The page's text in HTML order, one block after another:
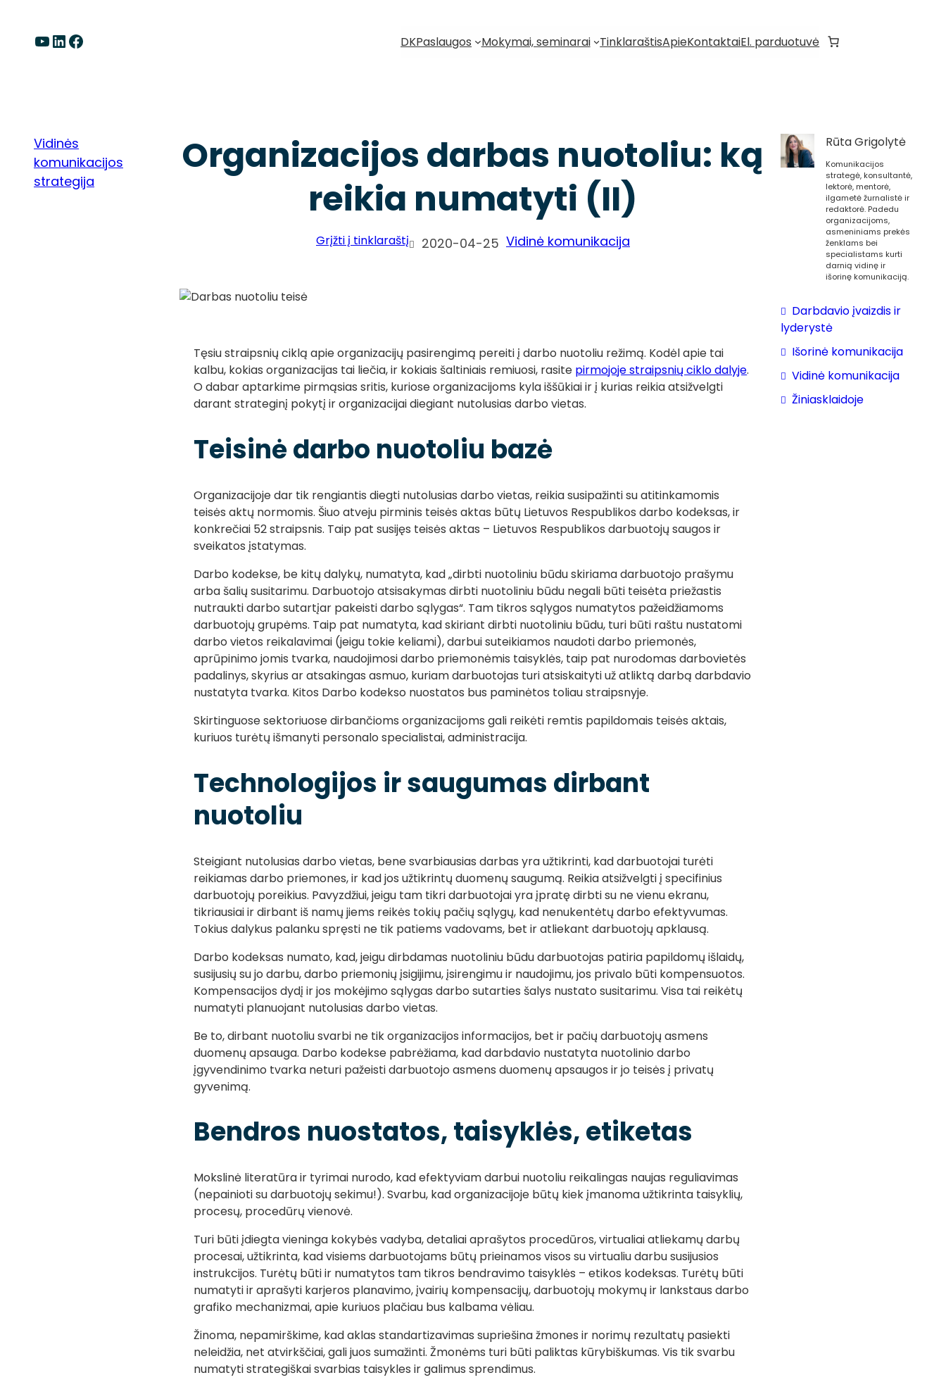
turinioYouTube LinkedIn Facebook DKPaslaugos Mokymai, seminarai TinklaraštisApieKontaktaiEl. parduotuvė
Vidinės
komunikacijos
strategija
Organizacijos darbas nuotoliu: ką
reikia numatyti (II)
Grįžti į tinklaraštį 2020-04-25 Vidinė komunikacija
Tęsiu straipsnių ciklą apie organizacijų pasirengimą pereiti į darbo nuotoliu režimą. Kodėl apie tai
kalbu, kokias organizacijas tai liečia, ir kokiais šaltiniais remiuosi, rasite pirmojoje straipsnių ciklo dalyje.
O dabar aptarkime pirmąsias sritis, kuriose organizacijoms kyla iššūkiai ir į kurias reikia atsižvelgti
darant strateginį pokytį ir organizacijai diegiant nutolusias darbo vietas.
Teisinė darbo nuotoliu bazė
Organizacijoje dar tik rengiantis diegti nutolusias darbo vietas, reikia susipažinti su atitinkamomis
teisės aktų normomis. Šiuo atveju pirminis teisės aktas būtų Lietuvos Respublikos darbo kodeksas, ir
konkrečiai 52 straipsnis. Taip pat susijęs teisės aktas – Lietuvos Respublikos darbuotojų saugos ir
sveikatos įstatymas.
Darbo kodekse, be kitų dalykų, numatyta, kad „dirbti nuotoliniu būdu skiriama darbuotojo prašymu
arba šalių susitarimu. Darbuotojo atsisakymas dirbti nuotoliniu būdu negali būti teisėta priežastis
nutraukti darbo sutartįar pakeisti darbo sąlygas“. Tam tikros sąlygos numatytos pažeidžiamoms
darbuotojų grupėms. Taip pat numatyta, kad skiriant dirbti nuotoliniu būdu, turi būti raštu nustatomi
darbo vietos reikalavimai (jeigu tokie keliami), darbui suteikiamos naudoti darbo priemonės,
aprūpinimo jomis tvarka, naudojimosi darbo priemonėmis taisyklės, taip pat nurodomas darbovietės
padalinys, skyrius ar atsakingas asmuo, kuriam darbuotojas turi atsiskaityti už atliktą darbą darbdavio
nustatyta tvarka. Kitos Darbo kodekso nuostatos bus paminėtos toliau straipsnyje.
Skirtinguose sektoriuose dirbančioms organizacijoms gali reikėti remtis papildomais teisės aktais,
kuriuos turėtų išmanyti personalo specialistai, administracija.
Technologijos ir saugumas dirbant
nuotoliu
Steigiant nutolusias darbo vietas, bene svarbiausias darbas yra užtikrinti, kad darbuotojai turėti
reikiamas darbo priemones, ir kad jos užtikrintų duomenų saugumą. Reikia atsižvelgti į specifinius
darbuotojų poreikius. Pavyzdžiui, jeigu tam tikri darbuotojai yra įpratę dirbti su ne vienu ekranu,
tikriausiai ir dirbant iš namų jiems reikės tokių pačių sąlygų, kad nenukentėtų darbo efektyvumas.
Tokius dalykus palanku spręsti ne tik patiems vadovams, bet ir atliekant darbuotojų apklausą.
Darbo kodeksas numato, kad, jeigu dirbdamas nuotoliniu būdu darbuotojas patiria papildomų išlaidų,
susijusių su jo darbu, darbo priemonių įsigijimu, įsirengimu ir naudojimu, jos privalo būti kompensuotos.
Kompensacijos dydį ir jos mokėjimo sąlygas darbo sutarties šalys nustato susitarimu. Visa tai reikėtų
numatyti planuojant nutolusias darbo vietas.
Be to, dirbant nuotoliu svarbi ne tik organizacijos informacijos, bet ir pačių darbuotojų asmens
duomenų apsauga. Darbo kodekse pabrėžiama, kad darbdavio nustatyta nuotolinio darbo
įgyvendinimo tvarka neturi pažeisti darbuotojo asmens duomenų apsaugos ir jo teisės į privatų
gyvenimą.
Bendros nuostatos, taisyklės, etiketas
Mokslinė literatūra ir tyrimai nurodo, kad efektyviam darbui nuotoliu reikalingas naujas reguliavimas
(nepainioti su darbuotojų sekimu!). Svarbu, kad organizacijoje būtų kiek įmanoma užtikrinta taisyklių,
procesų, procedūrų vienovė.
Turi būti įdiegta vieninga kokybės vadyba, detaliai aprašytos procedūros, virtualiai atliekamų darbų
procesai, užtikrinta, kad visiems darbuotojams būtų prieinamos visos su virtualiu darbu susijusios
instrukcijos. Turėtų būti ir numatytos tam tikros bendravimo taisyklės – etikos kodeksas. Turėtų būti
numatyti ir aprašyti karjeros planavimo, įvairių kompensacijų, darbuotojų mokymų ir lankstaus darbo
grafiko mechanizmai, apie kuriuos plačiau bus kalbama vėliau.
Žinoma, nepamirškime, kad aklas standartizavimas supriešina žmones ir norimų rezultatų pasiekti
neleidžia, net atvirkščiai, gali juos sumažinti. Žmonėms turi būti paliktas kūrybiškumas. Vis tik svarbu
numatyti strategiškai svarbias taisykles ir galimus sprendimus.
Rūta Grigolytė
Komunikacijos
strategė, konsultantė,
lektorė, mentorė,
ilgametė žurnalistė ir
redaktorė. Padedu
organizacijoms,
asmeniniams prekės
ženklams bei
specialistams kurti
darnią vidinę ir
išorinę komunikaciją.
Darbdavio įvaizdis ir
lyderystė
Išorinė komunikacija
Vidinė komunikacija
Žiniasklaidoje